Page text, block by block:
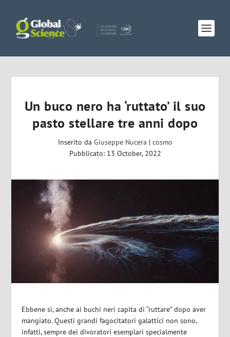
Un buco nero ha ‘ruttato’ il suo
pasto stellare tre anni dopo
Inserito da Giuseppe Nucera | cosmo
Pubblicato: 13 October, 2022
Ebbene sì, anche ai buchi neri capita di “ruttare” dopo aver
mangiato. Questi grandi fagocitatori galattici non sono,
infatti, sempre dei divoratori esemplari specialmente